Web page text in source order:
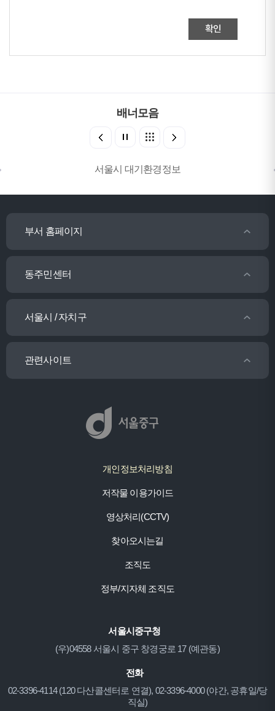
확인
배너모음
서울시 대기환경정보
부서 홈페이지
동주민센터
서울시 / 자치구
관련사이트
개인정보처리방침
저작물 이용가이드
영상처리(CCTV)
찾아오시는길
조직도
정부/지자체 조직도
서울시중구청
(우)04558 서울시 중구 창경궁로 17 (예관동)
전화
02-3396-4114 (120 다산콜센터로 연결), 02-3396-4000 (야간, 공휴일/당
직실)